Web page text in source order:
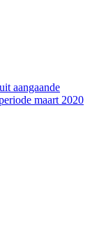
aangaande
maart 2020